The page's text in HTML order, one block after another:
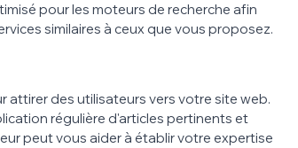
pour les moteurs de recherche afin
similaires à ceux que vous proposez.
des utilisateurs vers votre site web.
régulière d'articles pertinents et
peut vous aider à établir votre expertise